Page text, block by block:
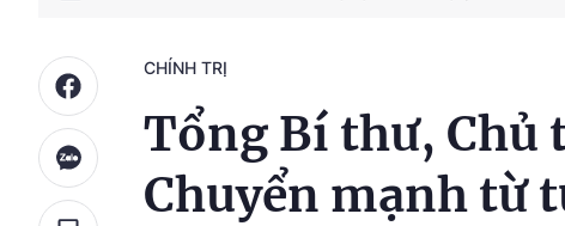
CHÍNH TRỊ
Tổng Bí thư, Chủ
Chuyển mạnh từ